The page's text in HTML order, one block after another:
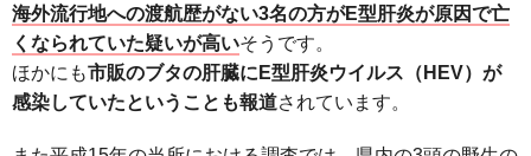
海外流行地への渡航歴がない3名の方がE型肝炎が原因で亡
くなられていた疑いが高いそうです。
ほかにも市販のブタの肝臓にE型肝炎ウイルス（HEV）が
感染していたということも報道されています。